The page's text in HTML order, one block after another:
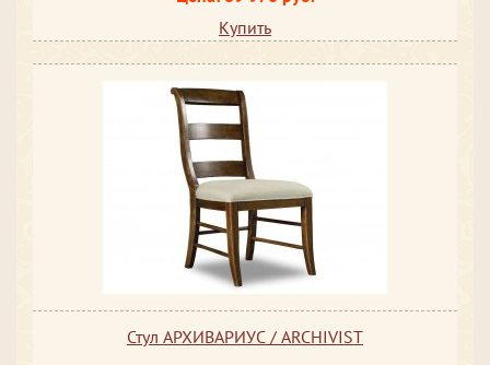
Купить
Стул АРХИВАРИУС / ARCHIVIST